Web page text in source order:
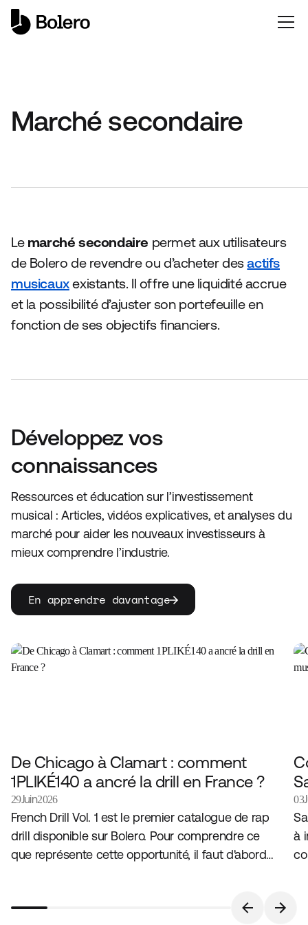
Marché secondaire
Le marché secondaire permet aux utilisateurs
de Bolero de revendre ou d’acheter desactifs
musicauxexistants. Il offre une liquidité accrue
et la possibilité d’ajuster son portefeuille en
fonction de ses objectifs financiers.
Développez vos
connaissances
Ressources et éducation sur l’investissement
musical : Articles, vidéos explicatives, et analyses du
marché pour aider les nouveaux investisseurs à
mieux comprendre l’industrie.
En apprendre davantage
De Chicago à Clamart : comment
1PLIKÉ140 a ancré la drill en France ?
29Juin2026
French Drill Vol. 1 est le premier catalogue de rap
drill disponible sur Bolero. Pour comprendre ce
que représente cette opportunité, il faut d'abord
03
à